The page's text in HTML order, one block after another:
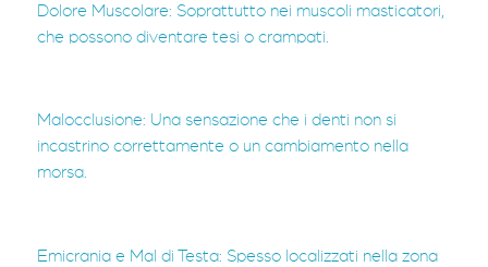
Dolore Muscolare: Soprattutto nei muscoli masticatori,
che possono diventare tesi o crampati.
Malocclusione: Una sensazione che i denti non si
incastrino correttamente o un cambiamento nella
morsa.
Emicrania e Mal di Testa: Spesso localizzati nella zona